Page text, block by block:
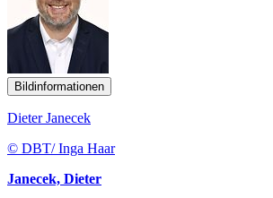
Bildinformationen
Dieter Janecek
© DBT/ Inga Haar
Janecek, Dieter